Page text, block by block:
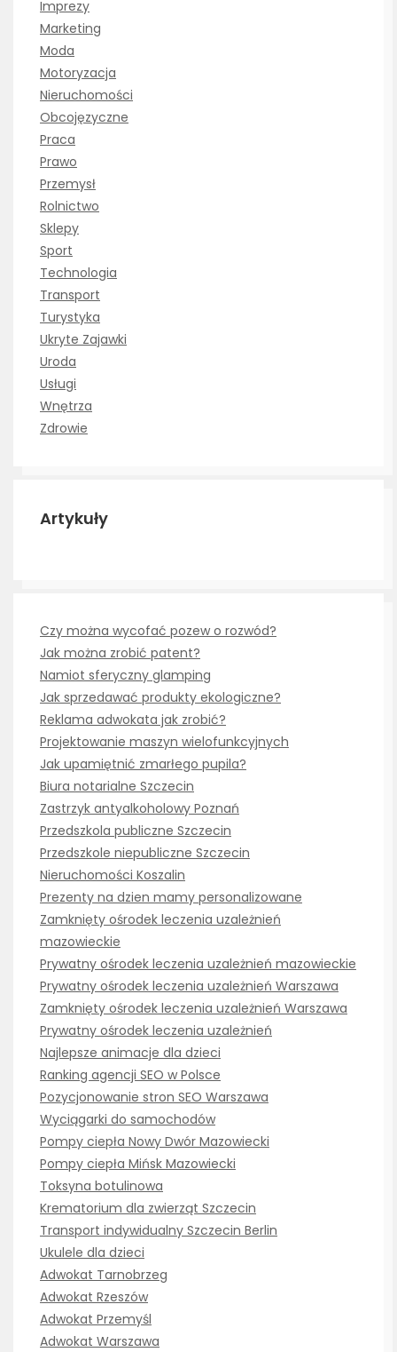
Imprezy
Marketing
Moda
Motoryzacja
Nieruchomości
Obcojęzyczne
Praca
Prawo
Przemysł
Rolnictwo
Sklepy
Sport
Technologia
Transport
Turystyka
Ukryte Zajawki
Uroda
Usługi
Wnętrza
Zdrowie
Artykuły
Czy można wycofać pozew o rozwód?
Jak można zrobić patent?
Namiot sferyczny glamping
Jak sprzedawać produkty ekologiczne?
Reklama adwokata jak zrobić?
Projektowanie maszyn wielofunkcyjnych
Jak upamiętnić zmarłego pupila?
Biura notarialne Szczecin
Zastrzyk antyalkoholowy Poznań
Przedszkola publiczne Szczecin
Przedszkole niepubliczne Szczecin
Nieruchomości Koszalin
Prezenty na dzien mamy personalizowane
Zamknięty ośrodek leczenia uzależnień
mazowieckie
Prywatny ośrodek leczenia uzależnień mazowieckie
Prywatny ośrodek leczenia uzależnień Warszawa
Zamknięty ośrodek leczenia uzależnień Warszawa
Prywatny ośrodek leczenia uzależnień
Najlepsze animacje dla dzieci
Ranking agencji SEO w Polsce
Pozycjonowanie stron SEO Warszawa
Wyciągarki do samochodów
Pompy ciepła Nowy Dwór Mazowiecki
Pompy ciepła Mińsk Mazowiecki
Toksyna botulinowa
Krematorium dla zwierząt Szczecin
Transport indywidualny Szczecin Berlin
Ukulele dla dzieci
Adwokat Tarnobrzeg
Adwokat Rzeszów
Adwokat Przemyśl
Adwokat Warszawa